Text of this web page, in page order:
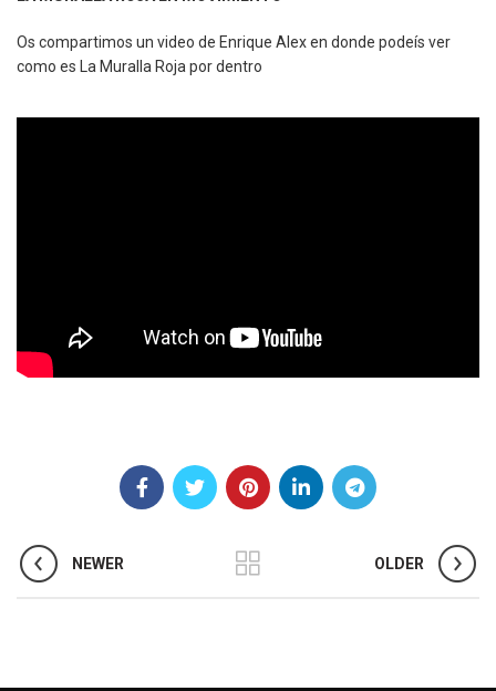
Os compartimos un video de Enrique Alex en donde podeís ver
como es La Muralla Roja por dentro
NEWER OLDER